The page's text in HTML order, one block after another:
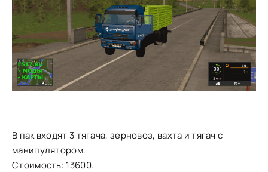
В пак входят 3 тягача, зерновоз, вахта и тягач с
манипулятором.
Стоимость: 13600.